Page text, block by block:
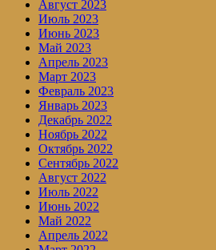
Август 2023
Июль 2023
Июнь 2023
Май 2023
Апрель 2023
Март 2023
Февраль 2023
Январь 2023
Декабрь 2022
Ноябрь 2022
Октябрь 2022
Сентябрь 2022
Август 2022
Июль 2022
Июнь 2022
Май 2022
Апрель 2022